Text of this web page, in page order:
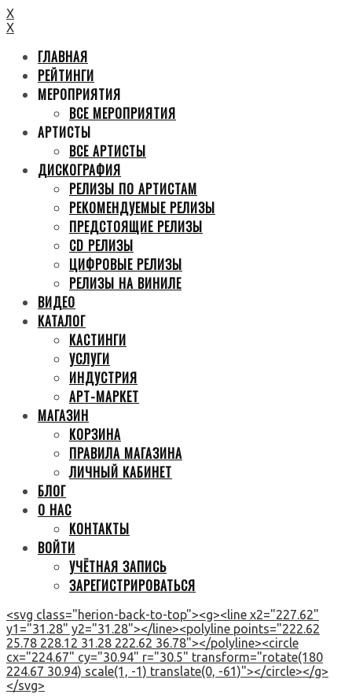
X
X
ГЛАВНАЯ
РЕЙТИНГИ
МЕРОПРИЯТИЯ
ВСЕ МЕРОПРИЯТИЯ
АРТИСТЫ
ВСЕ АРТИСТЫ
ДИСКОГРАФИЯ
РЕЛИЗЫ ПО АРТИСТАМ
РЕКОМЕНДУЕМЫЕ РЕЛИЗЫ
ПРЕДСТОЯЩИЕ РЕЛИЗЫ
CD РЕЛИЗЫ
ЦИФРОВЫЕ РЕЛИЗЫ
РЕЛИЗЫ НА ВИНИЛЕ
ВИДЕО
КАТАЛОГ
КАСТИНГИ
УСЛУГИ
ИНДУСТРИЯ
АРТ-МАРКЕТ
МАГАЗИН
КОРЗИНА
ПРАВИЛА МАГАЗИНА
ЛИЧНЫЙ КАБИНЕТ
БЛОГ
О НАС
КОНТАКТЫ
ВОЙТИ
УЧЁТНАЯ ЗАПИСЬ
ЗАРЕГИСТРИРОВАТЬСЯ
<svg class="herion-back-to-top"><g><line x2="227.62"
y1="31.28" y2="31.28"></line><polyline points="222.62
25.78 228.12 31.28 222.62 36.78"></polyline><circle
cx="224.67" cy="30.94" r="30.5" transform="rotate(180
224.67 30.94) scale(1, -1) translate(0, -61)"></circle></g>
</svg>